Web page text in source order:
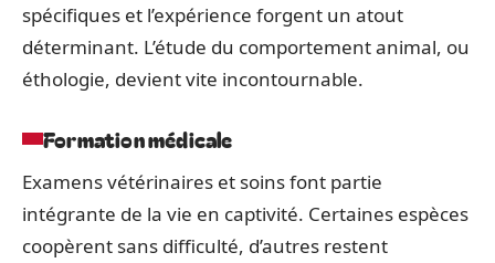
spécifiques et l’expérience forgent un atout
déterminant. L’étude du comportement animal, ou
éthologie, devient vite incontournable.
Formation médicale
Examens vétérinaires et soins font partie
intégrante de la vie en captivité. Certaines espèces
coopèrent sans difficulté, d’autres restent